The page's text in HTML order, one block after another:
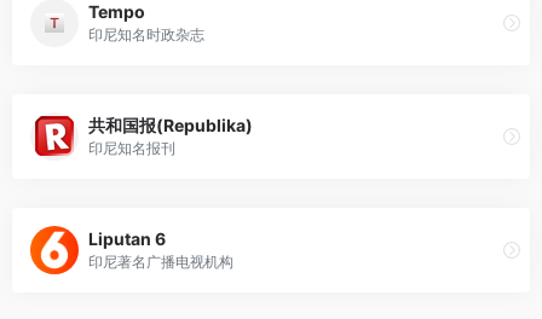
Tempo
印尼知名时政杂志
共和国报(Republika)
印尼知名报刊
Liputan 6
印尼著名广播电视机构